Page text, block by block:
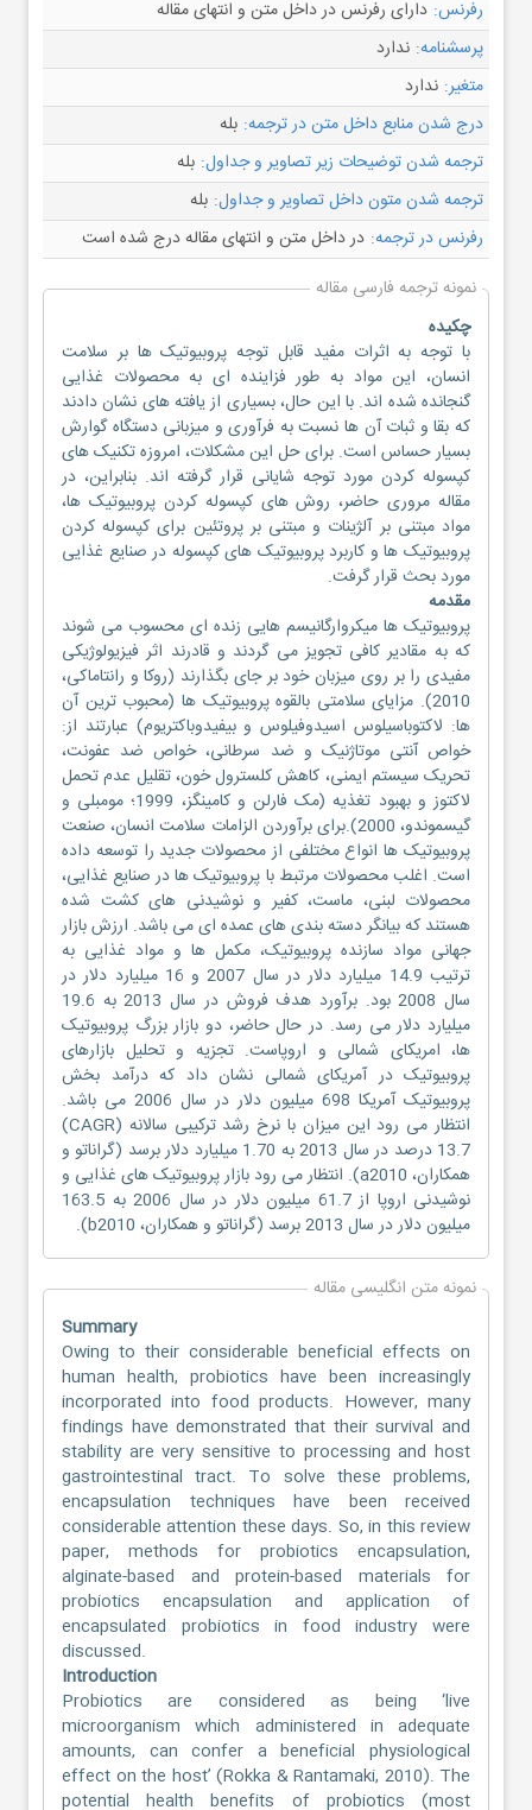
رفرنس: دارای رفرنس در داخل متن و انتهای مقاله
پرسشنامه: ندارد
متغیر: ندارد
درج شدن منابع داخل متن در ترجمه: بله
ترجمه شدن توضیحات زیر تصاویر و جداول: بله
ترجمه شدن متون داخل تصاویر و جداول: بله
رفرنس در ترجمه: در داخل متن و انتهای مقاله درج شده است
نمونه ترجمه فارسی مقاله
چکیده
با توجه به اثرات مفید قابل توجه پروبیوتیک ها بر سلامت
انسان، این مواد به طور فزاینده ای به محصولات غذایی
گنجانده شده اند. با این حال، بسیاری از یافته های نشان دادند
که بقا و ثبات آن ها نسبت به فرآوری و میزبانی دستگاه گوارش
بسیار حساس است. برای حل این مشکلات، امروزه تکنیک های
کپسوله کردن مورد توجه شایانی قرار گرفته اند. بنابراین، در
مقاله مروری حاضر، روش های کپسوله کردن پروبیوتیک ها،
مواد مبتنی بر آلژینات و مبتنی بر پروتئین برای کپسوله کردن
پروبیوتیک ها و کاربرد پروبیوتیک های کپسوله در صنایع غذایی
مورد بحث قرار گرفت.
مقدمه
پروبیوتیک ها میکروارگانیسم هایی زنده ای محسوب می شوند
که به مقادیر کافی تجویز می گردند و قادرند اثر فیزیولوژیکی
مفیدی را بر روی میزبان خود بر جای بگذارند (روکا و رانتاماکی،
2010). مزایای سلامتی بالقوه پروبیوتیک ها (محبوب ترین آن
ها: لاکتوباسیلوس اسیدوفیلوس و بیفیدوباکتریوم) عبارتند از:
خواص آنتی موتاژنیک و ضد سرطانی، خواص ضد عفونت،
تحریک سیستم ایمنی، کاهش کلسترول خون، تقلیل عدم تحمل
لاکتوز و بهبود تغذیه (مک فارلن و کامینگز، 1999؛ مومبلی و
گیسموندو، 2000).برای برآوردن الزامات سلامت انسان، صنعت
پروبیوتیک ها انواع مختلفی از محصولات جدید را توسعه داده
است. اغلب محصولات مرتبط با پروبیوتیک ها در صنایع غذایی،
محصولات لبنی، ماست، کفیر و نوشیدنی های کشت شده
هستند که بیانگر دسته بندی های عمده ای می باشد. ارزش بازار
جهانی مواد سازنده پروبیوتیک، مکمل ها و مواد غذایی به
ترتیب 14.9 میلیارد دلار در سال 2007 و 16 میلیارد دلار در
سال 2008 بود. برآورد هدف فروش در سال 2013 به 19.6
میلیارد دلار می رسد. در حال حاضر، دو بازار بزرگ پروبیوتیک
ها، امریکای شمالی و اروپاست. تجزیه و تحلیل بازارهای
پروبیوتیک در آمریکای شمالی نشان داد که درآمد بخش
پروبیوتیک آمریکا 698 میلیون دلار در سال 2006 می باشد.
انتظار می رود این میزان با نرخ رشد ترکیبی سالانه (CAGR)
13.7 درصد در سال 2013 به 1.70 میلیارد دلار برسد (گراناتو و
همکاران، a2010). انتظار می رود بازار پروبیوتیک های غذایی و
نوشیدنی اروپا از 61.7 میلیون دلار در سال 2006 به 163.5
میلیون دلار در سال 2013 برسد (گراناتو و همکاران، b2010).
نمونه متن انگلیسی مقاله
Summary
Owing to their considerable beneficial effects on
human health, probiotics have been increasingly
incorporated into food products. However, many
findings have demonstrated that their survival and
stability are very sensitive to processing and host
gastrointestinal tract. To solve these problems,
encapsulation techniques have been received
considerable attention these days. So, in this review
paper, methods for probiotics encapsulation,
alginate-based and protein-based materials for
probiotics encapsulation and application of
encapsulated probiotics in food industry were
discussed.
Introduction
Probiotics are considered as being ‘live
microorganism which administered in adequate
amounts, can confer a beneficial physiological
effect on the host’ (Rokka & Rantamaki, 2010). The
potential health benefits of probiotics (most